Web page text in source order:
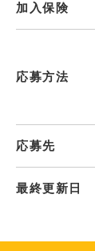
加入保険
応募方法
応募先
最終更新日